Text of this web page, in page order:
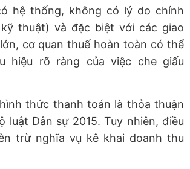
hệ thống, không có lý do chính
thuật) và đặc biệt với các giao
cơ quan thuế hoàn toàn có thể
hiệu rõ ràng của việc che giấu
thức thanh toán là thỏa thuận
luật Dân sự 2015. Tuy nhiên, điều
trừ nghĩa vụ kê khai doanh thu